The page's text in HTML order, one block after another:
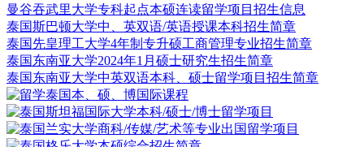
曼谷吞武里大学专科起点本硕连读留学项目招生信息
泰国斯巴顿大学中、英双语/英语授课本科招生简章
泰国先皇理工大学4年制专升硕工商管理专业招生简章
泰国东南亚大学2024年1月硕士研究生招生简章
泰国东南亚大学中英双语本科、硕士留学项目招生简章